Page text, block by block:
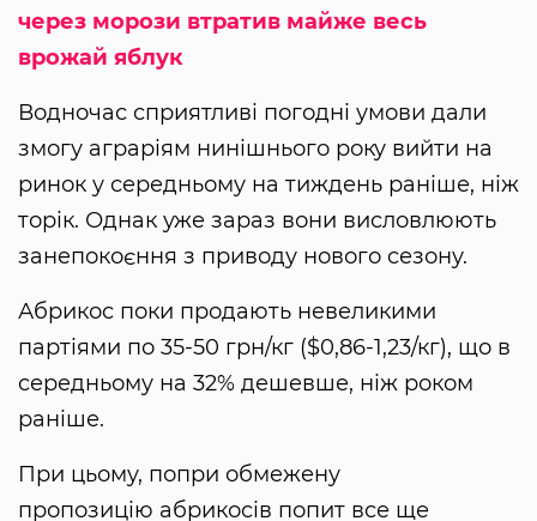
через морози втратив майже весь
врожай яблук
Водночас сприятливі погодні умови дали
змогу аграріям нинішнього року вийти на
ринок у середньому на тиждень раніше, ніж
торік. Однак уже зараз вони висловлюють
занепокоєння з приводу нового сезону.
Абрикос поки продають невеликими
партіями по 35-50 грн/кг ($0,86-1,23/кг), що в
середньому на 32% дешевше, ніж роком
раніше.
При цьому, попри обмежену
пропозицію абрикосів попит все ще